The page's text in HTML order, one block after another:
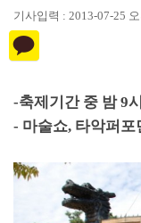
기사입력 : 2013-07-25
-축제기간 중 밤9
- 마술쇼, 타악퍼포